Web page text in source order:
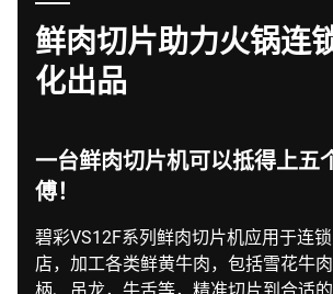
鲜肉切片助力火锅连
化出品
一台鲜肉切片机可以抵得上五
傅！
碧彩VS12F系列鲜肉切片机应用于连
店，加工各类鲜黄牛肉，包括雪花牛
柄、吊龙，牛舌等，精准切片到合适